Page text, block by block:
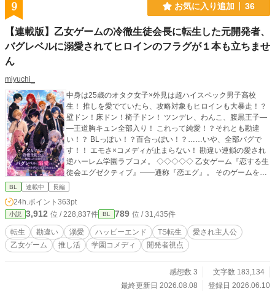
9 お気に入り追加 36
【連載版】乙女ゲームの冷徹生徒会長に転生した元開発者、
バグレベルに溺愛されてヒロインのフラグが１本も立ちませ
ん
miyuchi_
中身は25歳のオタク女子×外見は超ハイスペック男子高校
生！ 推しを愛でていたら、攻略対象もヒロインも大暴走！？
壁ドン！床ドン！椅子ドン！ ツンデレ、わんこ、腹黒王子―
―王道胸キュン全部入り！ これって純愛！？それとも勘違
い！？ BLっぽい！？百合っぽい！？……いや、全部バグで
す！！ エモさ×コメディが止まらない！ 勘違い連鎖の愛され
逆ハーレム学園ラブコメ。 ◇◇◇◇◇ 乙女ゲーム『恋する生
徒会エグゼクティブ』――通称『恋エグ』。 そのゲームを誰
よりも愛し、開発に人生を捧げた元ゲームクリエイターの私
た！ しかも転生したのは、ヒロインでもモブでもない。攻略
対象にして学園を支配する冷徹無比の生徒会長・如月玲《き
さらぎれい》。 しかし、中身は推しを愛してやまない限界オ
タクの元開発者〈女〉。 推したちを褒めて、愛でて、全力で
推し活していたら、なぜか攻略対象全員の好感度が急上昇！
したいだけなのに、気づけば攻略対象全員からバグレベルの
溺愛を向けられる！？ 無自覚たらしな元開発者が巻き起こ
BL 連載中 長編
24h.ポイント 363pt
小説 3,912 位 / 228,837件 BL 789 位 / 31,435件
転生 勘違い 溺愛 ハッピーエンド TS転生
愛され主人公
乙女ゲーム
推し活 学園コメディ 開発者視点
感想数 3
文字数 183,134
最終更新日 2026.08.08
登録日 2026.06.10